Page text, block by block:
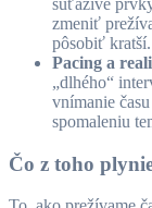
súťaživé
zmeniť
pôsobiť kratší.
Pacing a
„dlhého“
vnímanie
spomaleniu
Čo z toho